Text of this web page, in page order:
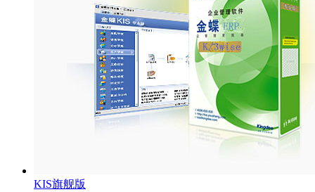
KIS旗舰版